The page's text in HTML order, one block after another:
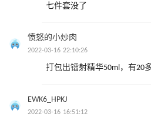
七件套没了
愤怒的小炒肉
2022-03-16 22:10:26
打包出镭射精华50ml，有20
EWK6_HPKJ
2022-03-16 16:51:12